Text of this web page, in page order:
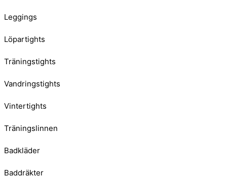
Leggings
Löpartights
Träningstights
Vandringstights
Vintertights
Träningslinnen
Badkläder
Baddräkter